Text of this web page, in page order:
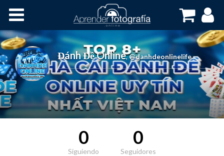
Cursos OnLine
Đánh Đề Online,@danhdeonlinelife
0
Siguiendo
0
Seguidores